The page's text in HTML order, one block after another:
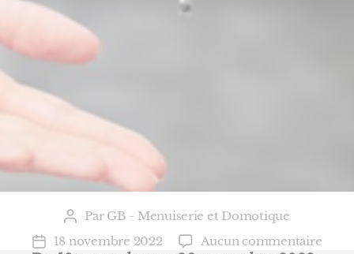
Auteur
l’article
Par GB - Menuiserie et Domotique
Date18 novembre 2022 Aucun commentairesur